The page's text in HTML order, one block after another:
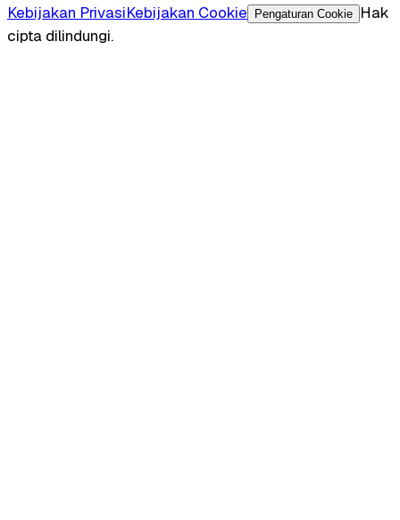
Kebijakan PrivasiKebijakan Cookie Pengaturan Cookie
Hak
cipta dilindungi.